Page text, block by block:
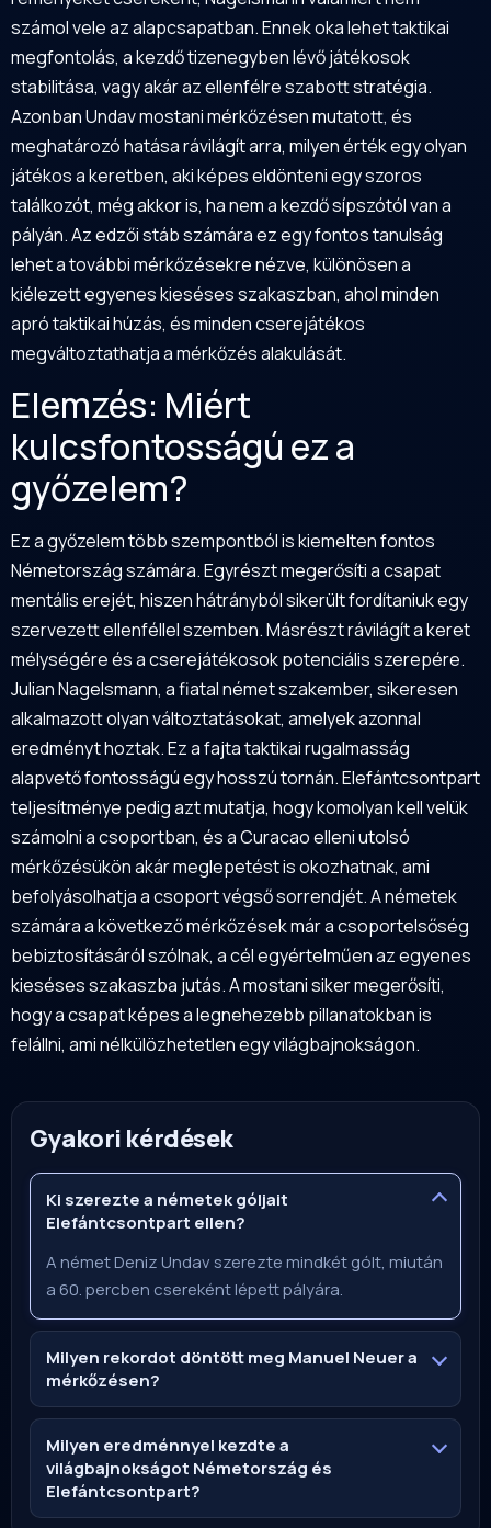
számol vele az alapcsapatban. Ennek oka lehet taktikai
megfontolás, a kezdő tizenegyben lévő játékosok
stabilitása, vagy akár az ellenfélre szabott stratégia.
Azonban Undav mostani mérkőzésen mutatott, és
meghatározó hatása rávilágít arra, milyen érték egy olyan
játékos a keretben, aki képes eldönteni egy szoros
találkozót, még akkor is, ha nem a kezdő sípszótól van a
pályán. Az edzői stáb számára ez egy fontos tanulság
lehet a további mérkőzésekre nézve, különösen a
kiélezett egyenes kieséses szakaszban, ahol minden
apró taktikai húzás, és minden cserejátékos
megváltoztathatja a mérkőzés alakulását.
Elemzés: Miért
kulcsfontosságú ez a
győzelem?
Ez a győzelem több szempontból is kiemelten fontos
Németország számára. Egyrészt megerősíti a csapat
mentális erejét, hiszen hátrányból sikerült fordítaniuk egy
szervezett ellenféllel szemben. Másrészt rávilágít a keret
mélységére és a cserejátékosok potenciális szerepére.
Julian Nagelsmann, a fiatal német szakember, sikeresen
alkalmazott olyan változtatásokat, amelyek azonnal
eredményt hoztak. Ez a fajta taktikai rugalmasság
alapvető fontosságú egy hosszú tornán. Elefántcsontpart
teljesítménye pedig azt mutatja, hogy komolyan kell velük
számolni a csoportban, és a Curacao elleni utolsó
mérkőzésükön akár meglepetést is okozhatnak, ami
befolyásolhatja a csoport végső sorrendjét. A németek
számára a következő mérkőzések már a csoportelsőség
bebiztosításáról szólnak, a cél egyértelműen az egyenes
kieséses szakaszba jutás. A mostani siker megerősíti,
hogy a csapat képes a legnehezebb pillanatokban is
felállni, ami nélkülözhetetlen egy világbajnokságon.
Gyakori kérdések
Ki szerezte a németek góljait
Elefántcsontpart ellen?
A német Deniz Undav szerezte mindkét gólt, miután
a 60. percben csereként lépett pályára.
Milyen rekordot döntött meg Manuel Neuer a
mérkőzésen?
Milyen eredménnyel kezdte a
világbajnokságot Németország és
Elefántcsontpart?